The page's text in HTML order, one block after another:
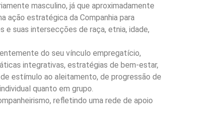
masculino, já que aproximadamente
ação estratégica da Companhia para
suas intersecções de raça, etnia, idade,
do seu vínculo empregatício,
integrativas, estratégias de bem-estar,
estímulo ao aleitamento, de progressão de
quanto em grupo.
refletindo uma rede de apoio